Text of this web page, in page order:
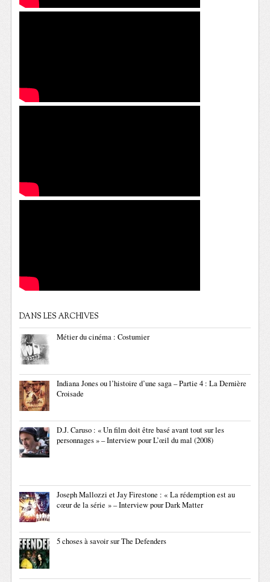
DANS LES ARCHIVES
Métier du cinéma : Costumier
Indiana Jones ou l’histoire d’une saga – Partie 4 : La Dernière
Croisade
D.J. Caruso : « Un film doit être basé avant tout sur les
personnages » – Interview pour L’œil du mal (2008)
Joseph Mallozzi et Jay Firestone : « La rédemption est au
cœur de la série » – Interview pour Dark Matter
5 choses à savoir sur The Defenders